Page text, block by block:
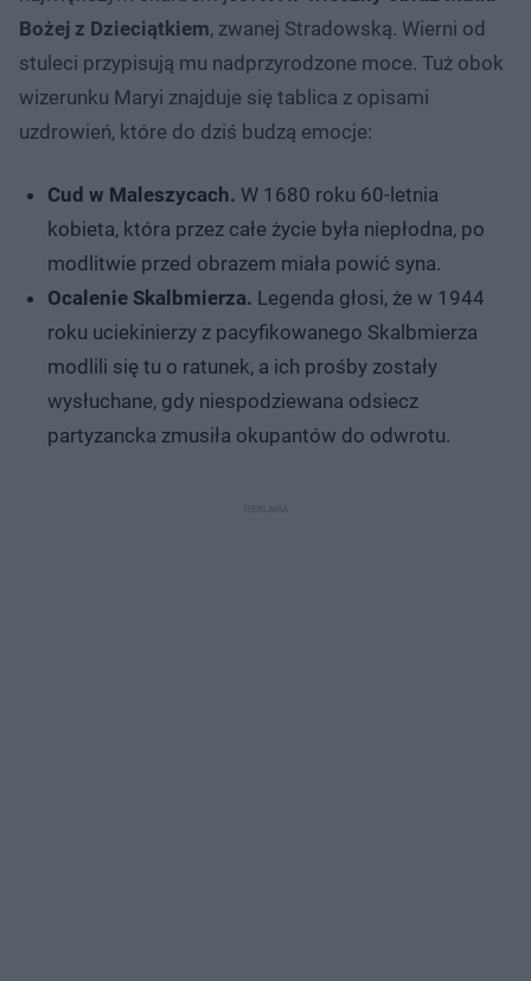
Bożej z Dzieciątkiem, zwanej Stradowską. Wierni od
stuleci przypisują mu nadprzyrodzone moce. Tuż obok
wizerunku Maryi znajduje się tablica z opisami
uzdrowień, które do dziś budzą emocje:
Cud w Maleszycach. W 1680 roku 60-letnia
kobieta, która przez całe życie była niepłodna, po
modlitwie przed obrazem miała powić syna.
Ocalenie Skalbmierza. Legenda głosi, że w 1944
roku uciekinierzy z pacyfikowanego Skalbmierza
modlili się tu o ratunek, a ich prośby zostały
wysłuchane, gdy niespodziewana odsiecz
partyzancka zmusiła okupantów do odwrotu.